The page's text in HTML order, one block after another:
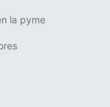
la pyme